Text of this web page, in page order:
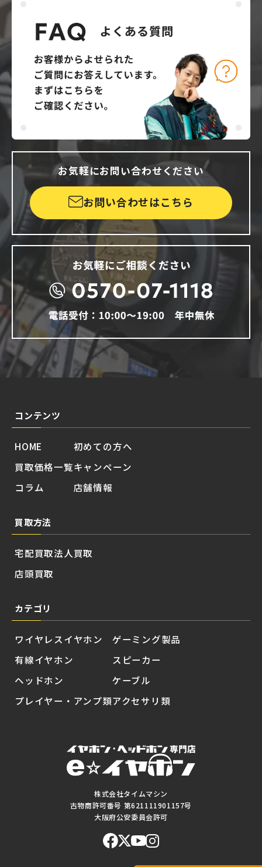
お気軽にお問い合わせください
お問い合わせはこちら
株式会社タイムマシン
古物商許可番号 第621111901157号
大阪府公安委員会許可
コンテンツ
HOME
買取価格一覧
コラム
初めての方へ
キャンペーン
店舗情報
買取方法
宅配買取
店頭買取
法人買取
カテゴリ
ワイヤレスイヤホン
有線イヤホン
ヘッドホン
プレイヤー・アンプ類
ゲーミング製品
スピーカー
ケーブル
アクセサリ類